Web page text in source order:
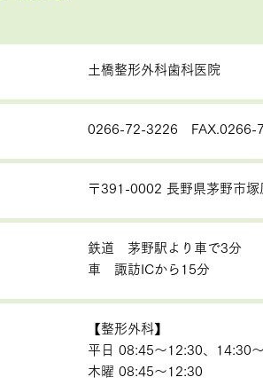
土橋整形外科歯科医院
0266-72-3226 FAX.0266-
〒391-0002 長野県茅野市
鉄道 茅野駅より車で3分
車 諏訪ICから15分
【整形外科】
平日 08:45～12:30、14:30
木曜 08:45～12:30